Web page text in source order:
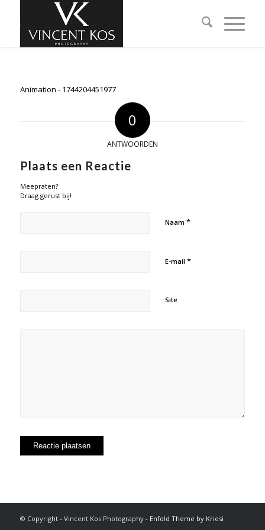
Animation - 1744204451977
0
ANTWOORDEN
Plaats een Reactie
Meepraten?
Draag gerust bij!
Naam *
E-mail *
Site
© Copyright - Vincent Kos Photography - Enfold Theme by Kriesi